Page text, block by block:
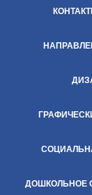
ДОШКОЛЬНОЕ